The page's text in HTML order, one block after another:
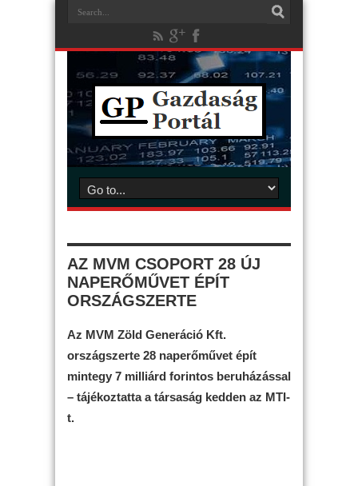
AZ MVM CSOPORT 28 ÚJ
NAPERŐMŰVET ÉPÍT
ORSZÁGSZERTE
Az MVM Zöld Generáció Kft.
országszerte 28 naperőművet épít
mintegy 7 milliárd forintos beruházással
– tájékoztatta a társaság kedden az MTI-
t.